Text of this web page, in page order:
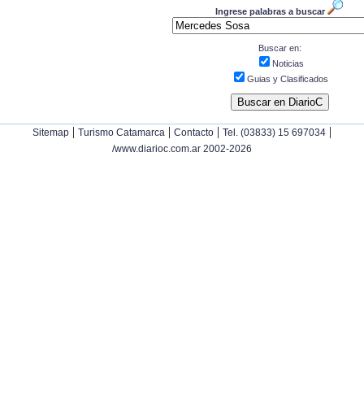
Ingrese palabras a buscar
Buscar en:
Noticias
Guias y Clasificados
Sitemap | Turismo Catamarca | Contacto | Tel. (03833) 15 697034 |
/www.diarioc.com.ar 2002-2026